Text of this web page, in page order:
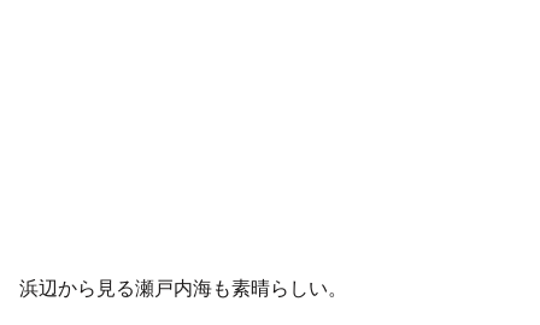
浜辺から見る瀬戸内海も素晴らしい。